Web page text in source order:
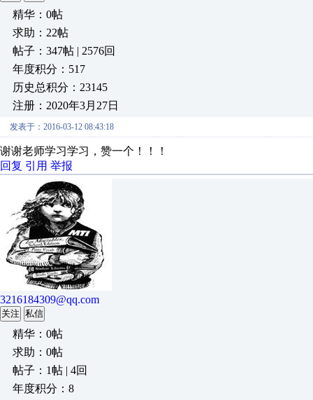
精华：0帖
求助：22帖
帖子：347帖 | 2576回
年度积分：517
历史总积分：23145
注册：2020年3月27日
发表于：2016-03-12 08:43:18
谢谢老师学习学习，赞一个！！！
回复 引用 举报
3216184309@qq.com
关注 私信
精华：0帖
求助：0帖
帖子：1帖 | 4回
年度积分：8